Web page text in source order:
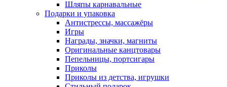
Шляпы карнавальные
Подарки и упаковка
Антистрессы, массажёры
Игры
Награды, значки, магниты
Оригинальные канцтовары
Пепельницы, портсигары
Приколы
Приколы из детства, игрушки